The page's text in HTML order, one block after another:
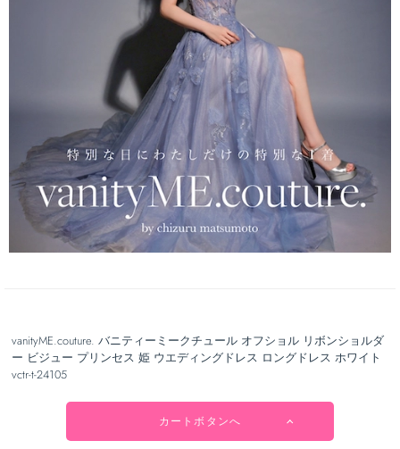
vanityME.couture. バニティーミークチュール オフショル リボンショルダ
ー ビジュー プリンセス 姫 ウエディングドレス ロングドレス ホワイト
vctr-t-24105
カートボタンへ